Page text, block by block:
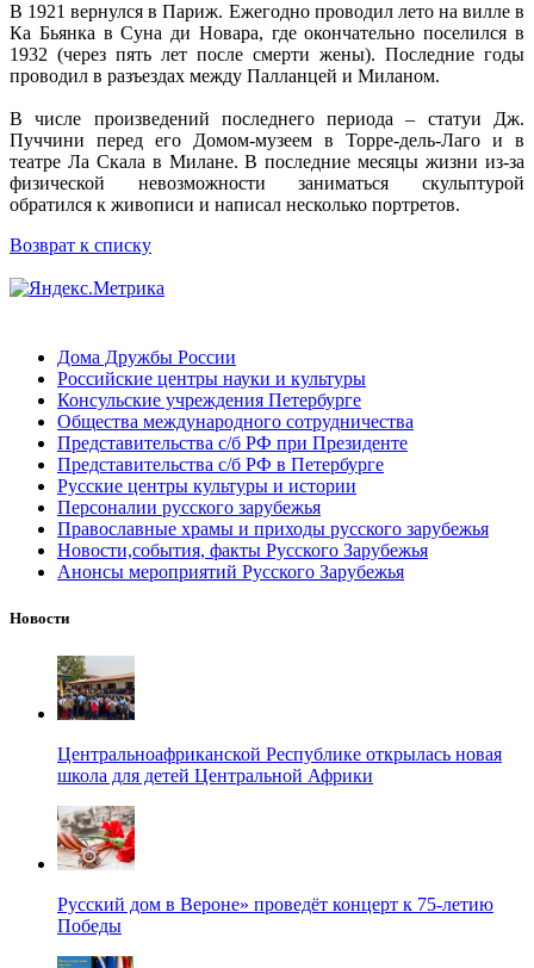
В 1921 вернулся в Париж. Ежегодно проводил лето на вилле в
Ка Бьянка в Суна ди Новара, где окончательно поселился в
1932 (через пять лет после смерти жены). Последние годы
проводил в разъездах между Палланцей и Миланом.
В числе произведений последнего периода – статуи Дж.
Пуччини перед его Домом-музеем в Торре-дель-Лаго и в
театре Ла Скала в Милане. В последние месяцы жизни из-за
физической невозможности заниматься скульптурой
обратился к живописи и написал несколько портретов.
Возврат к списку
Дома Дружбы России
Российские центры науки и культуры
Консульские учреждения Петербурге
Общества международного сотрудничества
Представительства с/б РФ при Президенте
Представительства с/б РФ в Петербурге
Русские центры культуры и истории
Персоналии русского зарубежья
Православные храмы и приходы русского зарубежья
Новости,события, факты Русского Зарубежья
Анонсы мероприятий Русского Зарубежья
Новости
Центральноафриканской Республике открылась новая
школа для детей Центральной Африки
Русский дом в Вероне» проведёт концерт к 75-летию
Победы